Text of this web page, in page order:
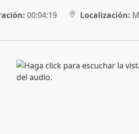
00:04:19 Localización: